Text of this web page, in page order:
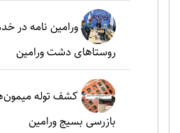
ورامین نامه در
روستاهای دشت ورامین
کشف توله
بازرسی بسیج ورامین